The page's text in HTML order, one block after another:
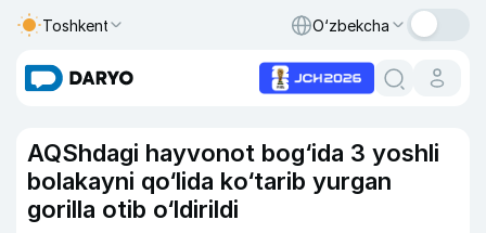
Toshkent O‘zbekcha
AQShdagi hayvonot bog‘ida 3 yoshli
bolakayni qo‘lida ko‘tarib yurgan
gorilla otib o‘ldirildi